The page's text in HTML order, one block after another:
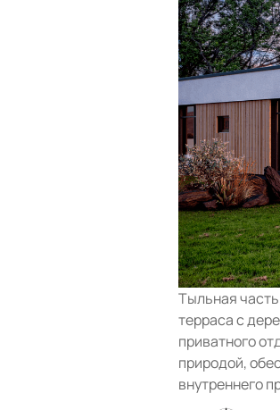
Тыльная
терраса с
приватного
природой,
внутреннего